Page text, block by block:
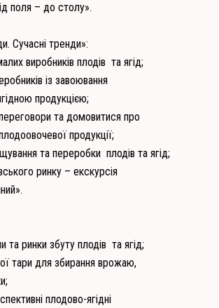
поля – до столу».
Сучасні тренди»:
виробників плодів та ягід;
із завоювання
продукцією;
та домовитися про
продукції;
та переробки плодів та ягід;
ринку – екскурсія
та ринки збуту плодів та ягід;
тари для збирання врожаю,
плодово-ягідні